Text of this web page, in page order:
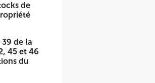
»
fixée à vingt et un (21) jours à
l'EPIC AGERFA - Boulevard Aissa
de
de la
45 et 46
du